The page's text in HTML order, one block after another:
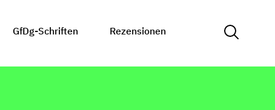
GfDg-Schriften Rezensionen